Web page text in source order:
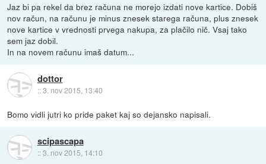
Jaz bi pa rekel da brez računa ne morejo izdati nove kartice. Dobiš
nov račun, na računu je minus znesek starega računa, plus znesek
nove kartice v vrednosti prvega nakupa, za plačilo nič. Vsaj tako
sem jaz dobil.
In na novem računu imaš datum...
dottor
::3. nov 2015, 13:40
Bomo vidli jutri ko pride paket kaj so dejansko napisali.
scipascapa
::3. nov 2015, 14:10